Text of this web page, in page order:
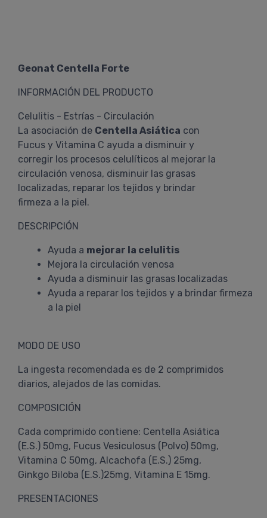
Geonat Centella Forte
INFORMACIÓN DEL PRODUCTO
Celulitis - Estrías - Circulación
La asociación de Centella Asiática con
Fucus y Vitamina C ayuda a disminuir y
corregir los procesos celulíticos al mejorar la
circulación venosa, disminuir las grasas
localizadas, reparar los tejidos y brindar
firmeza a la piel.
DESCRIPCIÓN
Ayuda a mejorar la celulitis
Mejora la circulación venosa
Ayuda a disminuir las grasas localizadas
Ayuda a reparar los tejidos y a brindar firmeza
a la piel
MODO DE USO
La ingesta recomendada es de 2 comprimidos
diarios, alejados de las comidas.
COMPOSICIÓN
Cada comprimido contiene: Centella Asiática
(E.S.) 50mg, Fucus Vesiculosus (Polvo) 50mg,
Vitamina C 50mg, Alcachofa (E.S.) 25mg,
Ginkgo Biloba (E.S.)25mg, Vitamina E 15mg.
PRESENTACIONES